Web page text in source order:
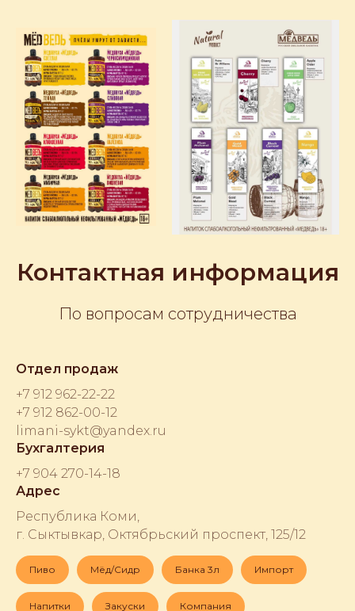
Контактная информация
По вопросам сотрудничества
Отдел продаж
+7 912 962-22-22
+7 912 862-00-12
limani-sykt@yandex.ru
Бухгалтерия
+7 904 270-14-18
Адрес
Республика Коми,
г. Сыктывкар, Октябрьский проспект, 125/12
Пиво Мёд/Сидр Банка 3л Импорт
Напитки Закуски Компания